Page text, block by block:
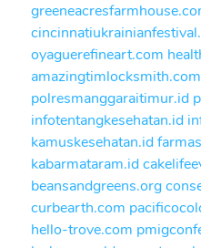
oyaguerefineart.com
amazingtimlocksmith.com
polresmanggaraitimur.id
infotentangkesehatan.id
kamuskesehatan.id
kabarmataram.id
beansandgreens.org
curbearth.com
hello-trove.com